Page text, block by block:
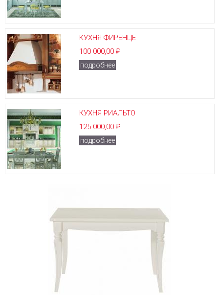
КУХНЯ ФИРЕНЦЕ
100 000,00 ₽
подробнее
КУХНЯ РИАЛЬТО
125 000,00 ₽
подробнее